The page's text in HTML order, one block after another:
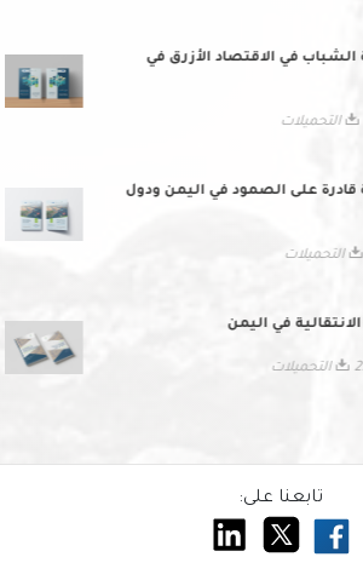
في الاقتصاد الأزرق في
على الصمود في اليمن ودول
في اليمن
تابعنا على: